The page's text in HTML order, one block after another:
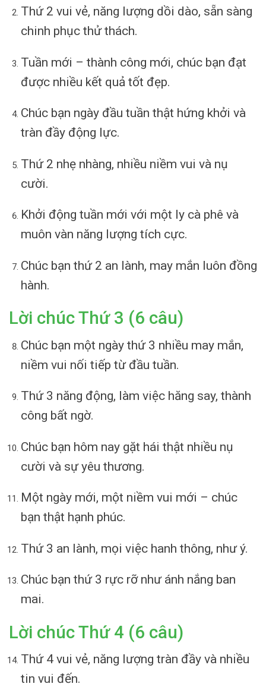
Thứ 2 vui vẻ, năng lượng dồi dào, sẵn sàng
chinh phục thử thách.
Tuần mới – thành công mới, chúc bạn đạt
được nhiều kết quả tốt đẹp.
Chúc bạn ngày đầu tuần thật hứng khởi và
tràn đầy động lực.
Thứ 2 nhẹ nhàng, nhiều niềm vui và nụ
cười.
Khởi động tuần mới với một ly cà phê và
muôn vàn năng lượng tích cực.
Chúc bạn thứ 2 an lành, may mắn luôn đồng
hành.
Lời chúc Thứ 3 (6 câu)
Chúc bạn một ngày thứ 3 nhiều may mắn,
niềm vui nối tiếp từ đầu tuần.
Thứ 3 năng động, làm việc hăng say, thành
công bất ngờ.
Chúc bạn hôm nay gặt hái thật nhiều nụ
cười và sự yêu thương.
Một ngày mới, một niềm vui mới – chúc
bạn thật hạnh phúc.
Thứ 3 an lành, mọi việc hanh thông, như ý.
Chúc bạn thứ 3 rực rỡ như ánh nắng ban
mai.
Lời chúc Thứ 4 (6 câu)
Thứ 4 vui vẻ, năng lượng tràn đầy và nhiều
tin vui đến.